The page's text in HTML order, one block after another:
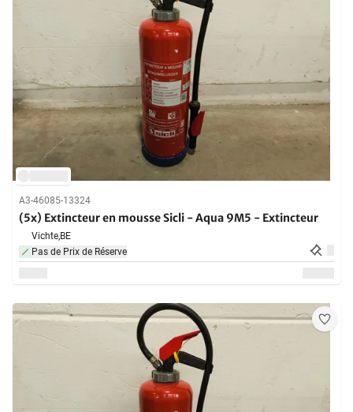
A3-46085-13324
(5x) Extincteur en mousse Sicli - Aqua 9M5 - Extincteur
Vichte,BE
Pas de Prix de Réserve